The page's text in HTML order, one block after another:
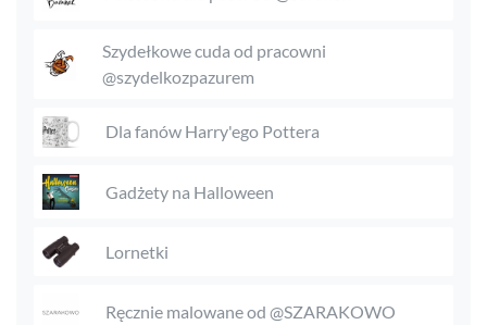
Szydełkowe cuda od pracowni
@szydelkozpazurem
Dla fanów Harry'ego Pottera
Gadżety na Halloween
Lornetki
Ręcznie malowane od @SZARAKOWO